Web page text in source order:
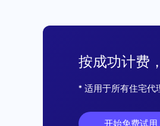
按成功计费
* 适用于所有住宅代
开始免费试用